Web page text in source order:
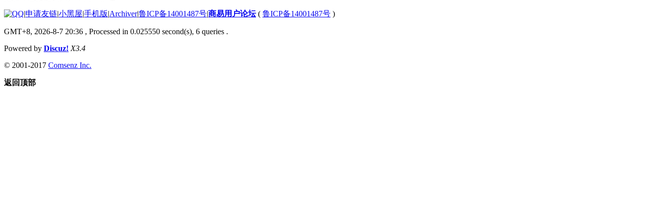
|申请友链|小黑屋|手机版|Archiver|鲁ICP备14001487号|商易用户论坛( 鲁ICP备14001487号 )
GMT+8, 2026-8-7 20:36 , Processed in 0.025550 second(s), 6 queries .
Powered by Discuz! X3.4
© 2001-2017 Comsenz Inc.
返回顶部